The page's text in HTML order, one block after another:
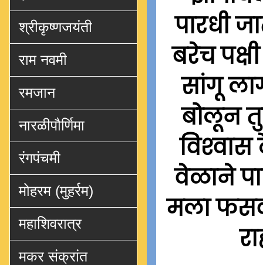
पारधी
बरेच
सांगू
बोलून
वेळाने
मला
श्रीकृष्णजयंती
राम नवमी
रमजान
नारळीपौर्णिमा
रंगपंचमी
मोहरम (मुहर्रम)
महाशिवरात्र
मकर संक्रांत